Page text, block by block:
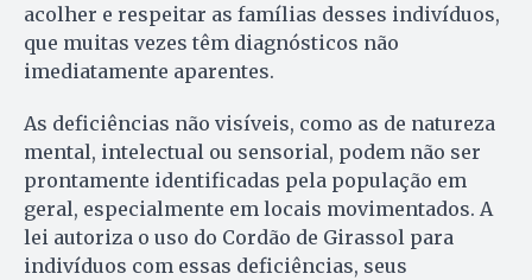
acolher e respeitar as famílias desses indivíduos,
que muitas vezes têm diagnósticos não
imediatamente aparentes.
As deficiências não visíveis, como as de natureza
mental, intelectual ou sensorial, podem não ser
prontamente identificadas pela população em
geral, especialmente em locais movimentados. A
lei autoriza o uso do Cordão de Girassol para
indivíduos com essas deficiências, seus